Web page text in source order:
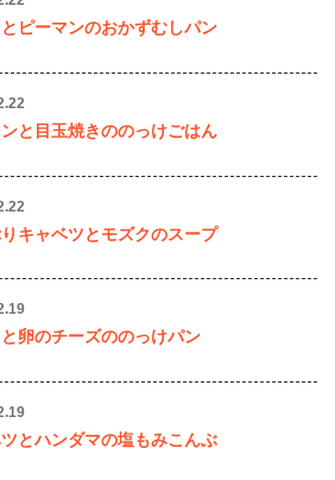
とピーマンのおかずむしパン
と目玉焼きののっけごはん
キャベツとモズクのスープ
卵のチーズののっけパン
とハンダマの塩もみこんぶ